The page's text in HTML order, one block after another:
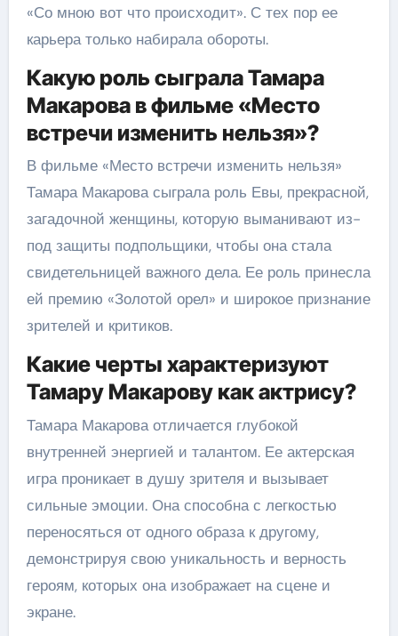
«Со мною вот что происходит». С тех пор ее
карьера только набирала обороты.
Какую роль сыграла Тамара
Макарова в фильме «Место
встречи изменить нельзя»?
В фильме «Место встречи изменить нельзя»
Тамара Макарова сыграла роль Евы, прекрасной,
загадочной женщины, которую выманивают из-
под защиты подпольщики, чтобы она стала
свидетельницей важного дела. Ее роль принесла
ей премию «Золотой орел» и широкое признание
зрителей и критиков.
Какие черты характеризуют
Тамару Макарову как актрису?
Тамара Макарова отличается глубокой
внутренней энергией и талантом. Ее актерская
игра проникает в душу зрителя и вызывает
сильные эмоции. Она способна с легкостью
переносяться от одного образа к другому,
демонстрируя свою уникальность и верность
героям, которых она изображает на сцене и
экране.